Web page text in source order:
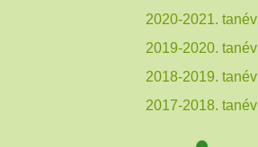
2020-2021. tanév
2019-2020. tanév
2018-2019. tanév
2017-2018. tanév